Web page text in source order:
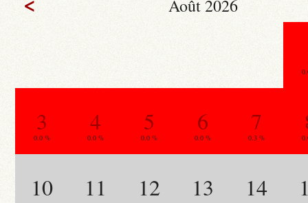
Août 2026
3
0.0 %
4
0.0 %
5
0.0 %
6
0.0 %
7
0.3 %
10 11 12 13 14